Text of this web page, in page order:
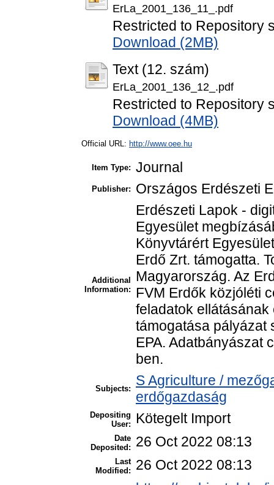
ErLa_2001_136_11_.pdf
Restricted to Repository
Download (2MB)
Text (12. szám)
ErLa_2001_136_12_.pdf
Restricted to Repository
Download (4MB)
Official URL: http://www.oee.hu
Item Type: Journal
Publisher: Országos Erdészeti
Additional
Information:
Erdészeti Lapok -
Egyesület
Könyvtárért
Erdő Zrt. támogatta.
Magyarország. Az
FVM Erdők közjóléti
feladatok
támogatása pályázat
EPA. Adatbányászat
ben.
Subjects:
S Agriculture /
erdőgazdaság
Depositing
User:
Kötegelt Import
Date
Deposited:
26 Oct 2022 08:13
Last
Modified:
26 Oct 2022 08:13